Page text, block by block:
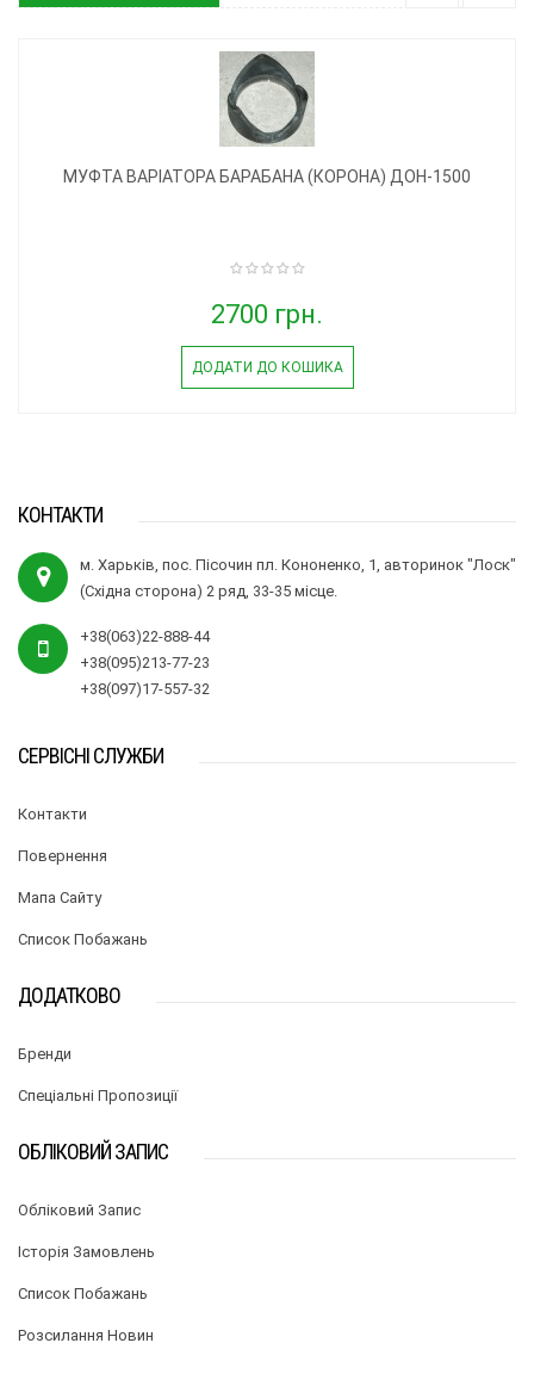
МУФТА ВАРІАТОРА БАРАБАНА (КОРОНА) ДОН-1500
2700 грн.
ДОДАТИ ДО КОШИКА
КОНТАКТИ
м. Харьків, пос. Пісочин пл. Кононенко, 1, авторинок "Лоск"
(Східна сторона) 2 ряд, 33-35 місце.
+38(063)22-888-44
+38(095)213-77-23
+38(097)17-557-32
СЕРВІСНІ СЛУЖБИ
Контакти
Повернення
Мапа Сайту
Список Побажань
ДОДАТКОВО
Бренди
Спеціальні Пропозиції
ОБЛІКОВИЙ ЗАПИС
Обліковий Запис
Історія Замовлень
Список Побажань
Розсилання Новин